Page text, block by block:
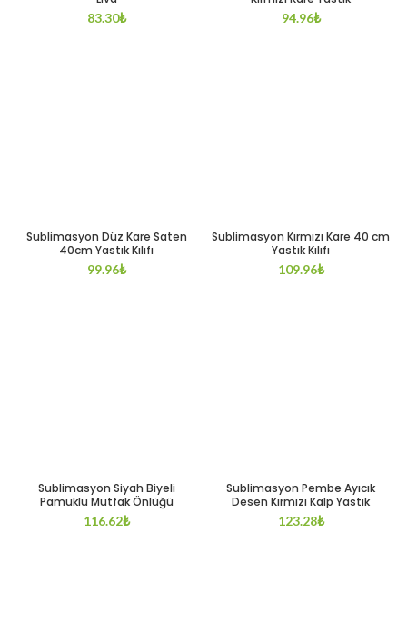
83.30₺
94.96₺
Sublimasyon Düz Kare Saten
40cm Yastık Kılıfı
99.96₺
Sublimasyon Kırmızı Kare 40 cm
Yastık Kılıfı
109.96₺
Sublimasyon Siyah Biyeli
Pamuklu Mutfak Önlüğü
116.62₺
Sublimasyon Pembe Ayıcık
Desen Kırmızı Kalp Yastık
123.28₺